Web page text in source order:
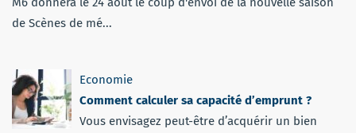
de Scènes de mé...
Economie
Comment calculer sa capacité d’emprunt ?
Vous envisagez peut-être d’acquérir un bien